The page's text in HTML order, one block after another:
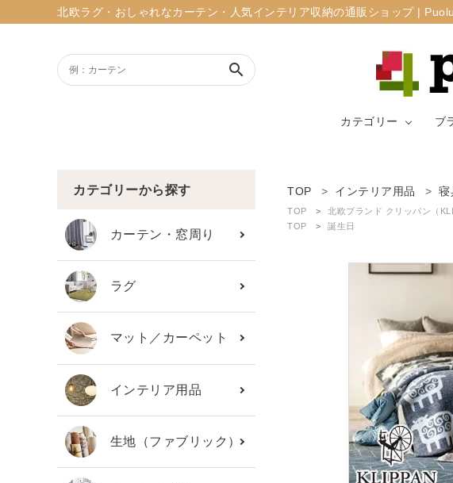
北欧ラグ・おしゃれなカーテン・人気インテリア収納の通販ショップ |
search
カテゴリー
カーテ
り
ック）
ブ
ようこそ ゲスト 様
ログイン person 新規会員登録
カテゴリーから探す
ブランド
ガイドライン
カテゴリーから探す
カーテン・窓周り
ラグ
マット／カーペット
インテリア用品
生地（ファブリック）
TOP インテリア用品 寝
TOP
北欧ブランド クリッパン（
TOP
誕生日